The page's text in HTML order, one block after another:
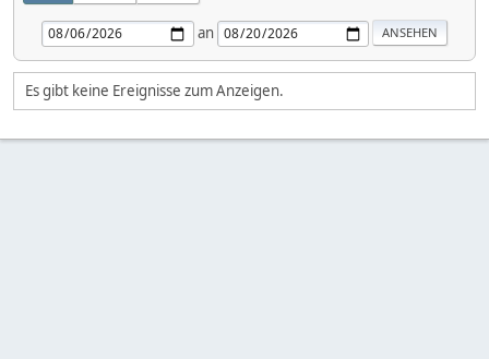
an
Es gibt keine Ereignisse zum Anzeigen.